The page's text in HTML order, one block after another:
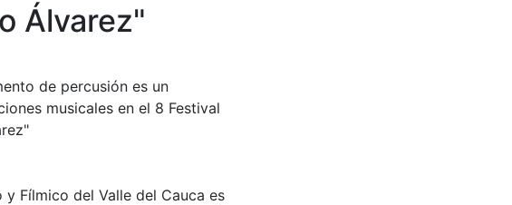
Álvarez"
de percusión es un
musicales en el 8 Festival
Fílmico del Valle del Cauca es